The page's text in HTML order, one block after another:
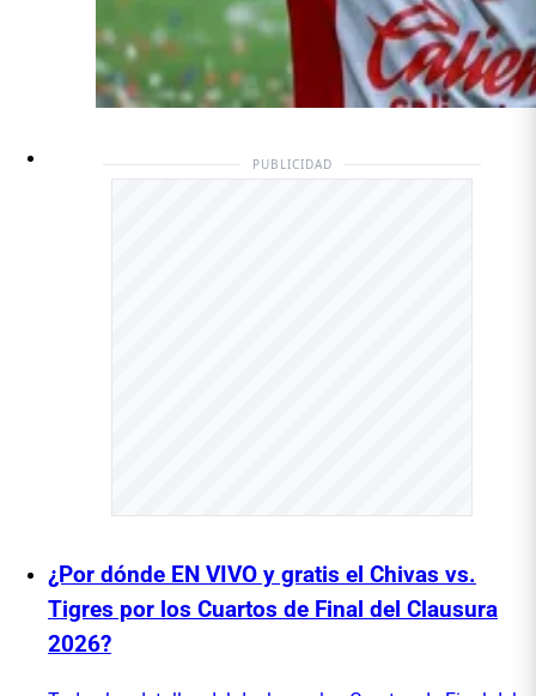
PUBLICIDAD
¿Por dónde EN VIVO y gratis el Chivas vs.
Tigres por los Cuartos de Final del Clausura
2026?